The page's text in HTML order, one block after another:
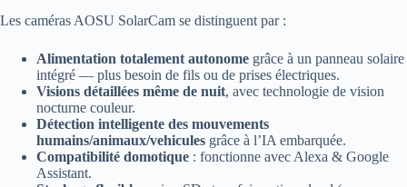
Les caméras AOSU SolarCam se distinguent par :
Alimentation totalement autonome grâce à un panneau solaire
intégré — plus besoin de fils ou de prises électriques.
Visions détaillées même de nuit, avec technologie de vision
nocturne couleur.
Détection intelligente des mouvements
humains/animaux/vehicules grâce à l’IA embarquée.
Compatibilité domotique : fonctionne avec Alexa & Google
Assistant.